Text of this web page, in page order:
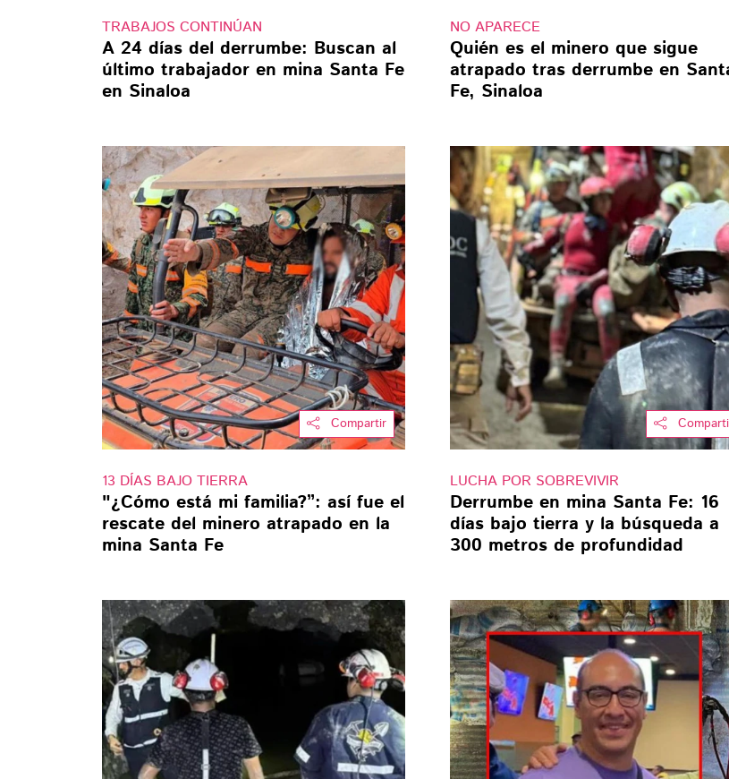
TRABAJOS CONTINÚAN
A 24 días del derrumbe: Buscan al
último trabajador en mina Santa Fe
en Sinaloa
NO APARECE
Quién es el minero que sigue
atrapado tras derrumbe en
Fe, Sinaloa
Compartir
13 DÍAS BAJO TIERRA
"¿Cómo está mi familia?”: así fue el
rescate del minero atrapado en la
mina Santa Fe
LUCHA POR SOBREVIVIR
Derrumbe en mina Santa Fe: 16
días bajo tierra y la búsqueda a
300 metros de profundidad